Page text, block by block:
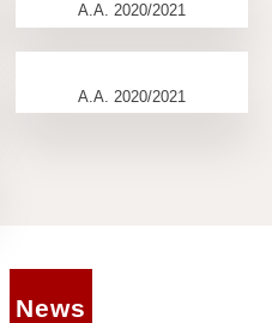
A.A. 2020/2021
A.A. 2020/2021
News